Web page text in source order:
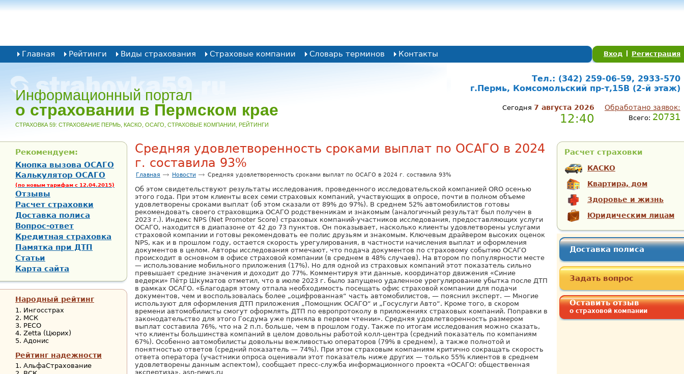
Информационный портал
о страховании в Пермском крае
CТРАХОВКА 59: СТРАХОВАНИЕ ПЕРМЬ, КАСКО, ОСАГО, СТРАХОВЫЕ КОМПАНИИ, РЕЙТИНГИ
Тел.: (342) 259-06-59, 2933-570
г.Пермь, Комсомольский пр-т,15В (2-й этаж)
Обработано заявок:
Всего: 20731
Сегодня 7 августа 2026
12:40
Вход Регистрация
Главная Рейтинги Виды страхования Страховые компании Словарь терминов Контакты
Расчет страховки
КАСКО
Квартира, дом
Здоровье и жизнь
Юридическим лицам
Доставка полиса
Задать вопрос
Оставить отзыв
о страховой компании
Средняя удовлетворенность сроками выплат по ОСАГО в 2024
г. составила 93%
Главная Новости Средняя удовлетворенность сроками выплат по ОСАГО в 2024 г. составила 93%
Об этом свидетельствуют результаты исследования, проведенного исследовательской компанией ORO осенью
этого года. При этом клиенты всех семи страховых компаний, участвующих в опросе, почти в полном объеме
удовлетворены сроками выплат (об этом сказали от 89% до 97%). В среднем 52% автомобилистов готовы
рекомендовать своего страховщика ОСАГО родственникам и знакомым (аналогичный результат был получен в
2023 г.). Индекс NPS (Net Promoter Score) страховых компаний-участников исследования, предоставляющих услуги
ОСАГО, находится в диапазоне от 42 до 73 пунктов. Он показывает, насколько клиенты удовлетворены услугами
страховой компании и готовы рекомендовать ее полис друзьям и знакомым. Ключевым драйвером высоких оценок
NPS, как и в прошлом году, остается скорость урегулирования, в частности начисления выплат и оформления
документов в целом. Авторы исследования отмечают, что подача документов по страховому событию ОСАГО
происходит в основном в офисе страховой компании (в среднем в 48% случаев). На втором по популярности месте
— использование мобильного приложения (17%). Но для одной из страховых компаний этот показатель сильно
превышает средние значения и доходит до 77%. Комментируя эти данные, координатор движения «Синие
ведерки» Пётр Шкуматов отметил, что в июле 2023 г. было запущено удаленное урегулирование убытка после ДТП
в рамках ОСАГО. «Благодаря этому отпала необходимость посещать офис страховой компании для подачи
документов, чем и воспользовалась более „оцифрованная“ часть автомобилистов, — пояснил эксперт. — Многие
используют для оформления ДТП приложения „Помощник ОСАГО“ и „Госуслуги Авто“. Кроме того, в скором
времени автомобилисты смогут оформлять ДТП по европротоколу в приложениях страховых компаний. Поправки в
законодательство для этого Госдума уже приняла в первом чтении». Средняя удовлетворенность размером
выплат составила 76%, что на 2 п.п. больше, чем в прошлом году. Также по итогам исследования можно сказать,
что клиенты большинства компаний в целом довольны работой колл-центра (средний показатель по компаниям
67%). Особенно автомобилисты довольны вежливостью операторов (79% в среднем), а также полнотой и
понятностью ответов (средний показатель — 74%). При этом страховым компаниям критично сокращать скорость
ответа оператора (участники опроса оценивали этот показатель ниже других — только 55% клиентов в среднем
удовлетворены данным аспектом), сообщает пресс-служба информационного проекта «ОСАГО: общественная
экспертиза». asn-news.ru
Рекомендуем:
Кнопка вызова ОСАГО
Калькулятор ОСАГО
(по новым тарифам с 12.04.2015)
Отзывы
Расчет страховки
Доставка полиса
Вопрос-ответ
Кредитная страховка
Памятка при ДТП
Статьи
Карта сайта
Народный рейтинг
Ингосстрах
МСК
РЕСО
Zetta (Цюрих)
Адонис
Рейтинг надежности
АльфаСтрахование